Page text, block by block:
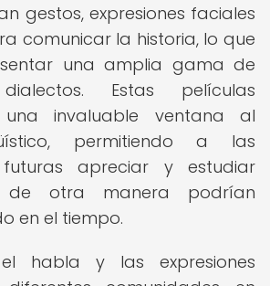
gestos, expresiones faciales
comunicar la historia, lo que
una amplia gama de
Estas películas
una invaluable ventana al
permitiendo a las
futuras apreciar y estudiar
de otra manera podrían
en el tiempo.
habla y las expresiones